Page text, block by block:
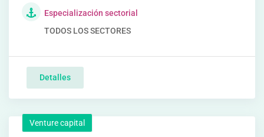
Especialización sectorial
TODOS LOS SECTORES
Detalles
Venture capital